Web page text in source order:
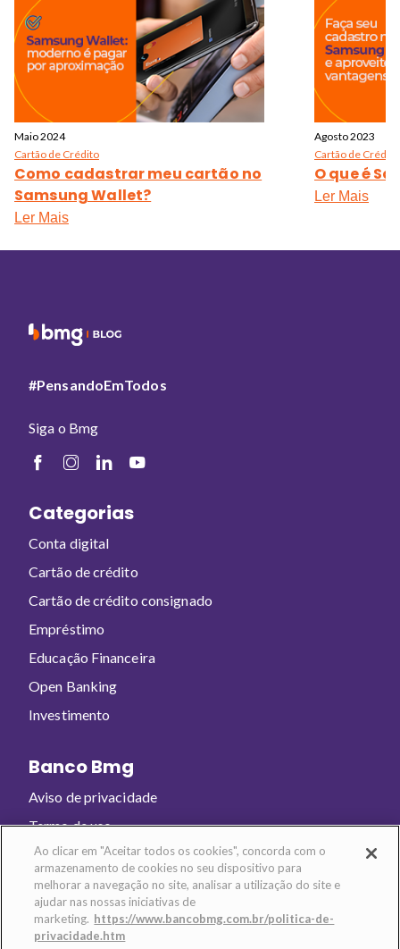
Maio 2024
Cartão de Crédito
Como cadastrar meu cartão no
Samsung Wallet?
Ler Mais
Agosto 2023
Cartão de Crédito
O que é
Ler Mais
#PensandoEmTodos
Siga o Bmg
Categorias
Conta digital
Cartão de crédito
Cartão de crédito consignado
Empréstimo
Educação Financeira
Open Banking
Investimento
Banco Bmg
Aviso de privacidade
Termo de uso
Baixe o app e abra sua conta!
Ao clicar em "Aceitar todos os cookies", concorda com o
armazenamento de cookies no seu dispositivo para
melhorar a navegação no site, analisar a utilização do site e
ajudar nas nossas iniciativas de
marketing. https://www.bancobmg.com.br/politica-de-
privacidade.htm